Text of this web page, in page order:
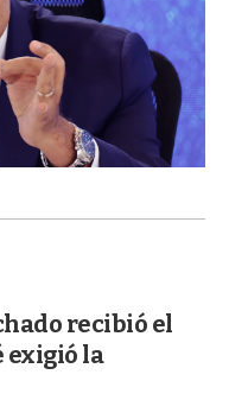
recibió el
exigió la